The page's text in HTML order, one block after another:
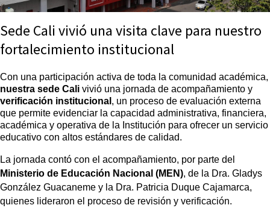
Sede Cali vivió una visita clave para nuestro
fortalecimiento institucional
nuestra sede Cali vivió una jornada de acompañamiento y
verificación institucional , un proceso de evaluación externa
que permite evidenciar la capacidad administrativa, financiera,
académica y operativa de la Institución para ofrecer un servicio
educativo con altos estándares de calidad.
Ministerio de Educación Nacional (MEN), de la Dra. Gladys
González Guacaneme y la Dra. Patricia Duque Cajamarca,
quienes lideraron el proceso de revisión y verificación.